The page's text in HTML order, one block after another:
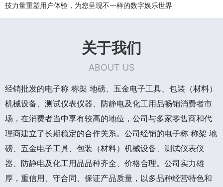
技力量重塑用户体验，为您呈现不一样的数字娱乐世界
关于我们
ABOUT US
经销批发的电子称 称架 地磅、五金电子工具、包装（材料）
机械设备、测试仪表仪器、防静电及化工用品畅销消费者市
场，在消费者当中享有较高的地位，公司与多家零售商和代
理商建立了长期稳定的合作关系。公司经销的电子称 称架 地
磅、五金电子工具、包装（材料）机械设备、测试仪表仪
器、防静电及化工用品品种齐全、价格合理。公司实力雄
厚，重信用、守合同、保证产品质量，以多品种经营特色和